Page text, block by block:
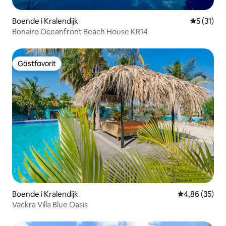
Boende i Kralendijk 5 av 5 i
5 (31)
Bonaire Oceanfront Beach House KR14
Gästfavorit
Gästfavorit
Boende i Kralendijk 4,86 av 5 i
4,86 (35)
Vackra Villa Blue Oasis